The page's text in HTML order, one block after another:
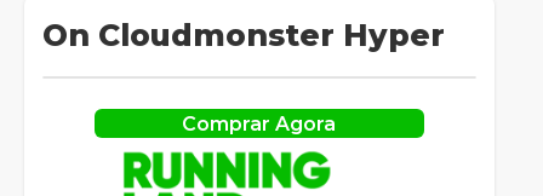
On Cloudmonster Hyper
Comprar Agora